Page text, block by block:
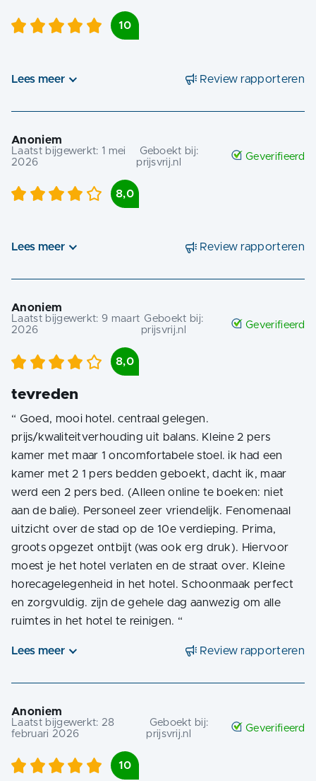
10
Lees meer Review rapporteren
Anoniem
Laatst bijgewerkt: 1 mei
2026
Geboekt bij:
prijsvrij.nl
Geverifieerd
8,0
Lees meer Review rapporteren
Anoniem
Laatst bijgewerkt:9 maart
2026
Geboekt bij:
prijsvrij.nl
Geverifieerd
8,0
tevreden
“ Goed, mooi hotel. centraal gelegen.
prijs/kwaliteitverhouding uit balans. Kleine 2 pers
kamer met maar 1 oncomfortabele stoel. ik had een
kamer met 2 1 pers bedden geboekt, dacht ik, maar
werd een 2 pers bed. (Alleen online te boeken: niet
aan de balie). Personeel zeer vriendelijk. Fenomenaal
uitzicht over de stad op de 10e verdieping. Prima,
groots opgezet ontbijt (was ook erg druk). Hiervoor
moest je het hotel verlaten en de straat over. Kleine
horecagelegenheid in het hotel. Schoonmaak perfect
en zorgvuldig. zijn de gehele dag aanwezig om alle
ruimtes in het hotel te reinigen. “
Lees meer Review rapporteren
Anoniem
Laatst bijgewerkt: 28
februari 2026
Geboekt bij:
prijsvrij.nl
Geverifieerd
10